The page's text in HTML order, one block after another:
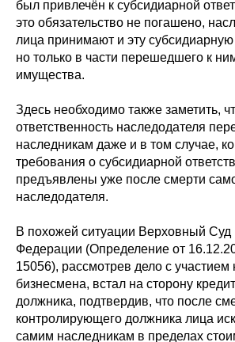
был привлечён к субсидиарной
это обязательство не погашено,
лица принимают и эту субсидиарную
но только в части перешедшего к
имущества.
Здесь необходимо также заметить,
ответственность наследодателя
наследникам даже и в том случае,
требования о субсидиарной
предъявлены уже после смерти
наследодателя.
В похожей ситуации Верховный Суд
Федерации (Определение от
15056), рассмотрев дело с участием
бизнесмена, встал на сторону
должника, подтвердив, что после
контролирующего должника лица
самим наследникам в пределах